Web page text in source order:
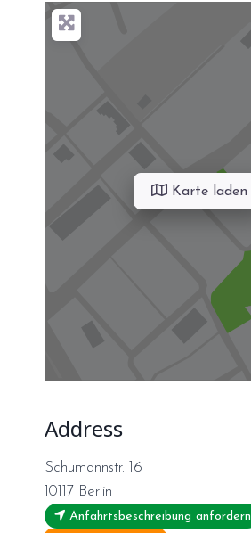
Karte laden
Address
Schumannstr. 16
10117 Berlin
Anfahrtsbeschreibung anfordern